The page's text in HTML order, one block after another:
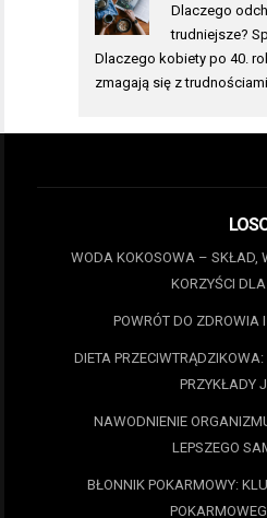
Dlaczego
trudniejsze?
Dlaczego kobiety po 40.
zmagają się z
WODA KOKOSOWA – SKŁAD,
KORZYŚCI
POWRÓT DO ZDROWIA
DIETA
PRZYKŁADY
NAWODNIENIE
LEPSZEGO
BŁONNIK POKARMOWY: